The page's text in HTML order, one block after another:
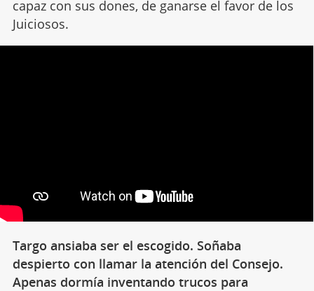
capaz con sus dones, de ganarse el favor de los
Juiciosos.
Targo ansiaba ser el escogido. Soñaba
despierto con llamar la atención del Consejo.
Apenas dormía inventando trucos para